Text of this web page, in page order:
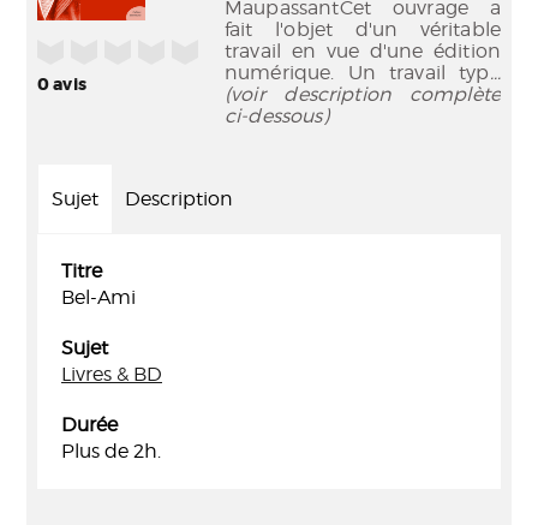
0avis
MaupassantCet ouvrage a
fait l'objet d'un véritable
travail en vue d'une édition
numérique. Un travail typ...
(voir description complète
ci-dessous)
Sujet Description
Titre
Bel-Ami
Sujet
Livres & BD
Durée
Plus de 2h.